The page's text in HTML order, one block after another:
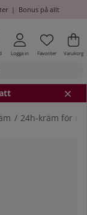
| Bonus på allt
Logga in Antal i
.
Favoriter .
Varukorg
24h-kräm för